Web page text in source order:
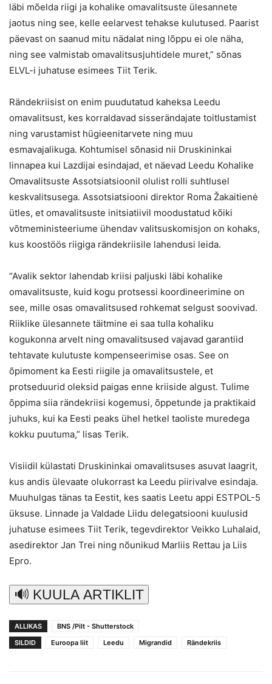
läbi mõelda riigi ja kohalike omavalitsuste ülesannete
jaotus ning see, kelle eelarvest tehakse kulutused. Paarist
päevast on saanud mitu nädalat ning lõppu ei ole näha,
ning see valmistab omavalitsusjuhtidele muret,” sõnas
ELVL-i juhatuse esimees Tiit Terik.
Rändekriisist on enim puudutatud kaheksa Leedu
omavalitsust, kes korraldavad sisserändajate toitlustamist
ning varustamist hügieenitarvete ning muu
esmavajalikuga. Kohtumisel sõnasid nii Druskininkai
linnapea kui Lazdijai esindajad, et näevad Leedu Kohalike
Omavalitsuste Assotsiatsioonil olulist rolli suhtlusel
keskvalitsusega. Assotsiatsiooni direktor Roma Žakaitienė
ütles, et omavalitsuste initsiatiivil moodustatud kõiki
võtmeministeeriume ühendav valitsuskomisjon on kohaks,
kus koostöös riigiga rändekriisile lahendusi leida.
“Avalik sektor lahendab kriisi paljuski läbi kohalike
omavalitsuste, kuid kogu protsessi koordineerimine on
see, mille osas omavalitsused rohkemat selgust soovivad.
Riiklike ülesannete täitmine ei saa tulla kohaliku
kogukonna arvelt ning omavalitsused vajavad garantiid
tehtavate kulutuste kompenseerimise osas. See on
õpimoment ka Eesti riigile ja omavalitsustele, et
protseduurid oleksid paigas enne kriiside algust. Tulime
õppima siia rändekriisi kogemusi, õppetunde ja praktikaid
juhuks, kui ka Eesti peaks ühel hetkel taoliste muredega
kokku puutuma,” lisas Terik.
Visiidil külastati Druskininkai omavalitsuses asuvat laagrit,
kus andis ülevaate olukorrast ka Leedu piirivalve esindaja.
Muuhulgas tänas ta Eestit, kes saatis Leetu appi ESTPOL-5
üksuse. Linnade ja Valdade Liidu delegatsiooni kuulusid
juhatuse esimees Tiit Terik, tegevdirektor Veikko Luhalaid,
asedirektor Jan Trei ning nõunikud Marliis Rettau ja Liis
Epro.
🔊 KUULA ARTIKLIT
ALLIKAS
BNS /Pilt - Shutterstock
SILDID
Euroopa liit Leedu Migrandid Rändekriis